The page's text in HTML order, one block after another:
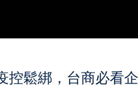
鬆綁，台商必看